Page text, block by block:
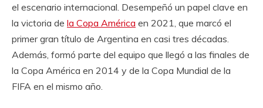
el escenario internacional. Desempeñó un papel clave en
la victoria de la Copa América en 2021, que marcó el
primer gran título de Argentina en casi tres décadas.
Además, formó parte del equipo que llegó a las finales de
la Copa América en 2014 y de la Copa Mundial de la
FIFA en el mismo año.